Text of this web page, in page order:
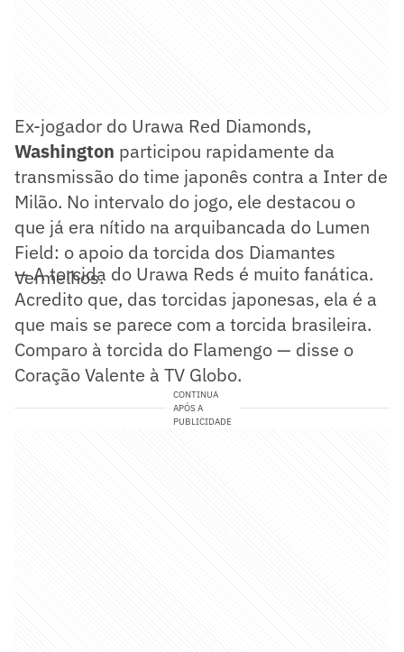
Ex-jogador do Urawa Red Diamonds,
Washington participou rapidamente da
transmissão do time japonês contra a Inter de
Milão. No intervalo do jogo, ele destacou o
que já era nítido na arquibancada do Lumen
Field: o apoio da torcida dos Diamantes
Vermelhos.
— A torcida do Urawa Reds é muito fanática.
Acredito que, das torcidas japonesas, ela é a
que mais se parece com a torcida brasileira.
Comparo à torcida do Flamengo — disse o
Coração Valente à TV Globo.
CONTINUA
APÓS A
PUBLICIDADE